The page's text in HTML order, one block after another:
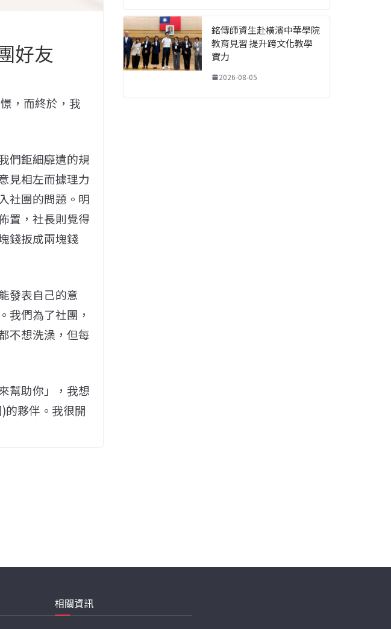
好友
，而終於，我
們鉅細靡遺的規
見相左而據理力
社團的問題。明
置，社長則覺得
錢扳成兩塊錢
發表自己的意
我們為了社團，
不想洗澡，但每
幫助你」，我想
的夥伴。我很開
銘傳師資生赴橫濱中華學院
教育見習 提升跨文化教學
實力
2026-08-05
相關資訊